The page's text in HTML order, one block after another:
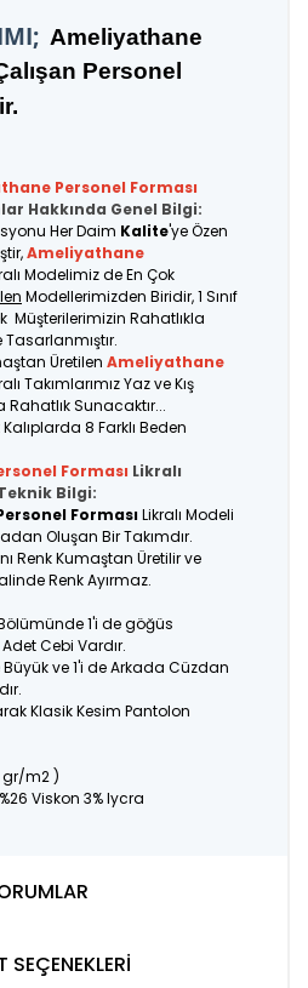
Ameliyathane
Personel
Personel Forması
Hakkında Genel Bilgi:
Her Daim Kalite'ye Özen
Ameliyathane
Modelimiz de En Çok
Modellerimizden Biridir, 1 Sınıf
Müşterilerimizin Rahatlıkla
Üretilen Ameliyathane
Takımlarımız Yaz ve Kış
Sunacaktır...
8 Farklı Beden
Forması Likralı
Bilgi:
FormasıLikralı Modeli
Oluşan Bir Takımdır.
Renk Kumaştan Üretilir ve
Renk Ayırmaz.
1'i de göğüs
Cebi Vardır.
ve 1'i de Arkada Cüzdan
Klasik Kesim Pantolon
gr/m2 )
Viskon 3% lycra
SEÇENEKLERİ